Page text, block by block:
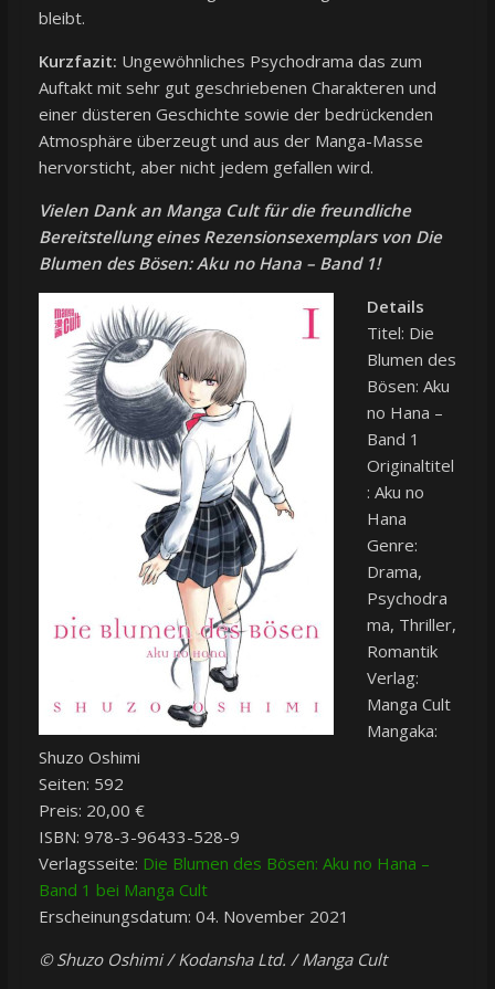
bleibt.
Kurzfazit: Ungewöhnliches Psychodrama das zum
Auftakt mit sehr gut geschriebenen Charakteren und
einer düsteren Geschichte sowie der bedrückenden
Atmosphäre überzeugt und aus der Manga-Masse
hervorsticht, aber nicht jedem gefallen wird.
Vielen Dank anManga Cultfür die freundliche
Bereitstellung eines Rezensionsexemplars von Die
Blumen des Bösen: Aku no Hana – Band 1!
Details
Titel: Die
Blumen des
Bösen: Aku
no Hana –
Band 1
Originaltitel
: Aku no
Hana
Genre:
Drama,
Psychodra
ma, Thriller,
Romantik
Verlag:
Manga Cult
Mangaka:
Shuzo Oshimi
Seiten: 592
Preis: 20,00 €
ISBN: 978-3-96433-528-9
Verlagsseite: Die Blumen des Bösen: Aku no Hana –
Band 1 bei Manga Cult
Erscheinungsdatum: 04. November 2021
© Shuzo Oshimi / Kodansha Ltd. / Manga Cult